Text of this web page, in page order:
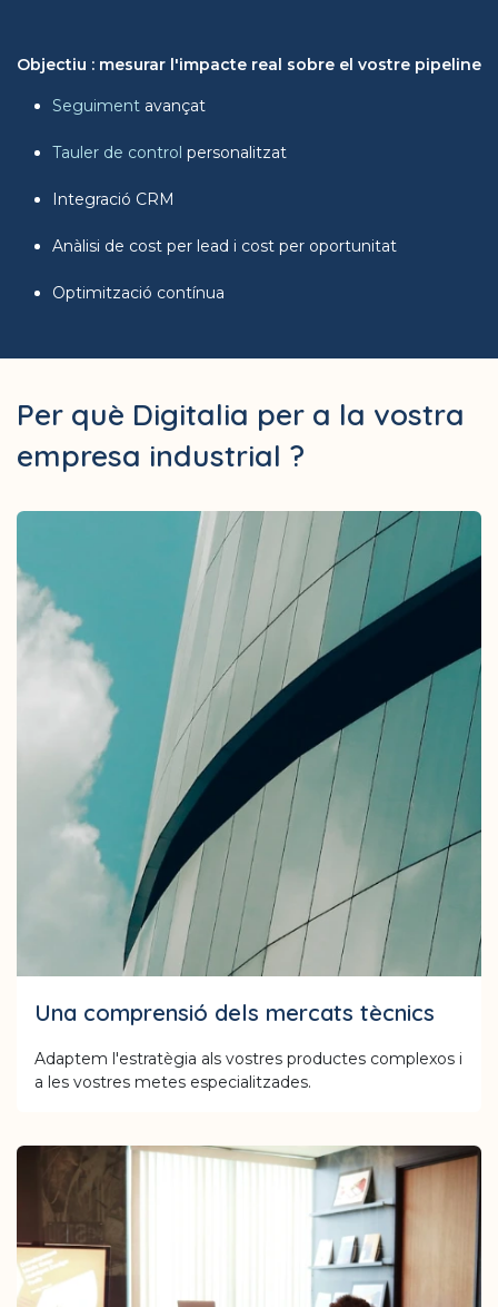
Objectiu : mesurar l'impacte real sobre el vostre pipeline
Seguiment avançat
Tauler de control personalitzat
Integració CRM
Anàlisi de cost per lead i cost per oportunitat
Optimització contínua
Per què Digitalia per a la vostra
empresa industrial ?
Una comprensió dels mercats tècnics
Adaptem l'estratègia als vostres productes complexos i
a les vostres metes especialitzades.